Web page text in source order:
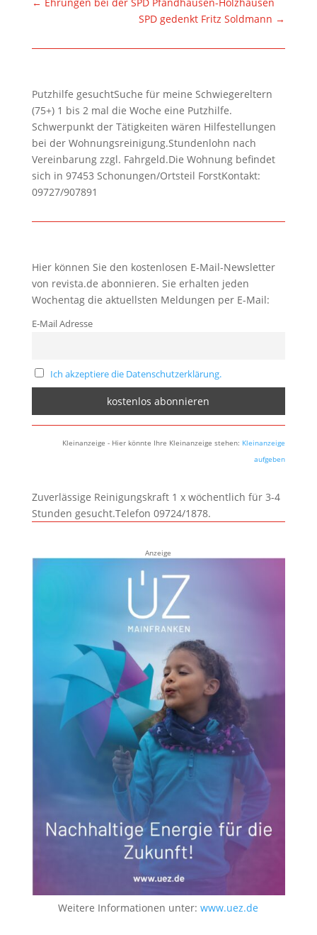
SPD gedenkt Fritz Soldmann →
Putzhilfe gesuchtSuche für meine Schwiegereltern
(75+) 1 bis 2 mal die Woche eine Putzhilfe.
Schwerpunkt der Tätigkeiten wären Hilfestellungen
bei der Wohnungsreinigung.Stundenlohn nach
Vereinbarung zzgl. Fahrgeld.Die Wohnung befindet
sich in 97453 Schonungen/Ortsteil ForstKontakt:
09727/907891
Hier können Sie den kostenlosen E-Mail-Newsletter
von revista.de abonnieren. Sie erhalten jeden
Wochentag die aktuellsten Meldungen per E-Mail:
E-Mail Adresse
Ich akzeptiere die Datenschutzerklärung.
Kleinanzeige - Hier könnte Ihre Kleinanzeige stehen: Kleinanzeige
aufgeben
Zuverlässige Reinigungskraft 1 x wöchentlich für 3-4
Stunden gesucht.Telefon 09724/1878.
Anzeige
Weitere Informationen unter:www.uez.de